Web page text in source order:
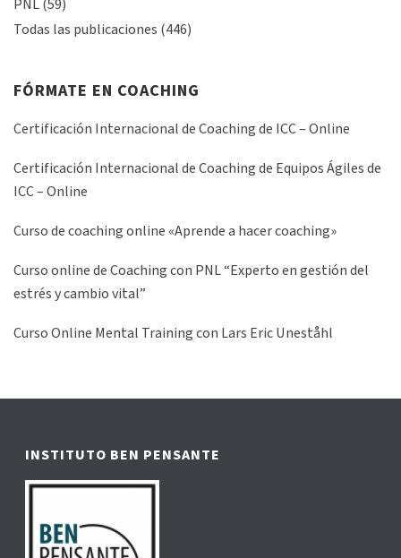
PNL(59)
Todas las publicaciones (446)
FÓRMATE EN COACHING
Certificación Internacional de Coaching de ICC – Online
Certificación Internacional de Coaching de Equipos Ágiles de
ICC – Online
Curso de coaching online «Aprende a hacer coaching»
Curso online de Coaching con PNL “Experto en gestión del
estrés y cambio vital”
Curso Online Mental Training con Lars Eric Uneståhl
INSTITUTO BEN PENSANTE